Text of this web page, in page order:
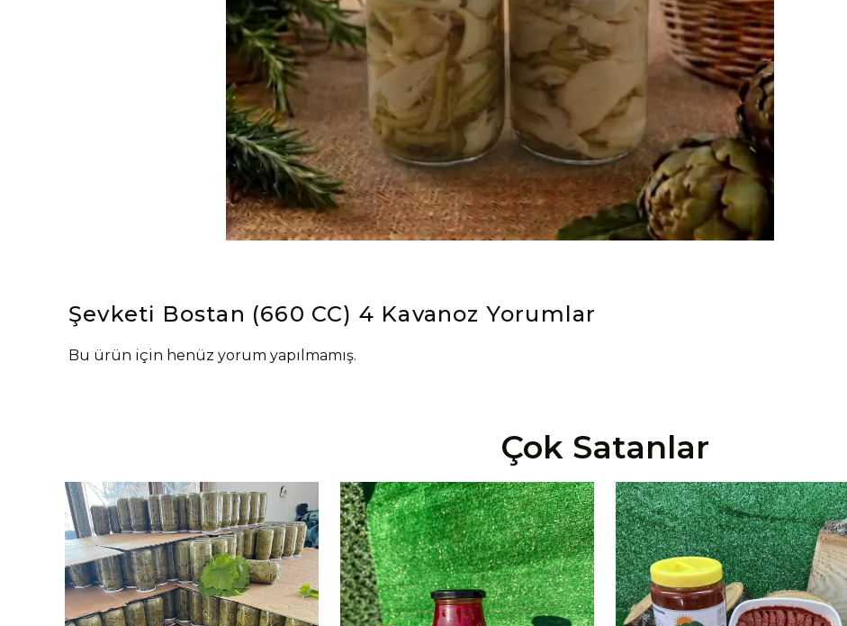
Şevketi Bostan (660 CC) 4 Kavanoz Yorumlar
Bu ürün için henüz yorum yapılmamış.
Çok Satanlar